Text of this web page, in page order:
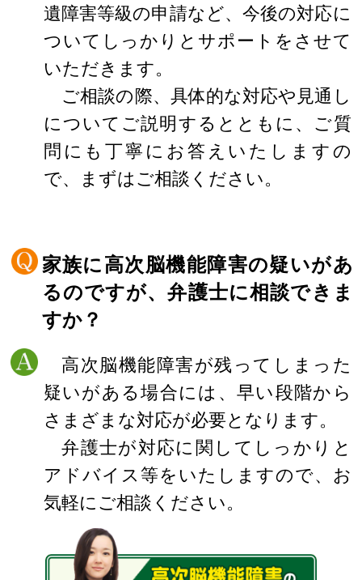
遺障害等級の申請など、今後の対応に
ついてしっかりとサポートをさせて
いただきます。
ご相談の際、具体的な対応や見通し
についてご説明するとともに、ご質
問にも丁寧にお答えいたしますの
で、まずはご相談ください。
家族に高次脳機能障害の疑いがあ
るのですが、弁護士に相談できま
すか？
高次脳機能障害が残ってしまった
疑いがある場合には、早い段階から
さまざまな対応が必要となります。
弁護士が対応に関してしっかりと
アドバイス等をいたしますので、お
気軽にご相談ください。